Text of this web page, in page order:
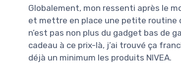
Globalement, mon ressenti après le
et mettre en place une petite routine
n’est pas non plus du gadget bas de
cadeau à ce prix-là, j’ai trouvé ça
déjà un minimum les produits NIVEA.